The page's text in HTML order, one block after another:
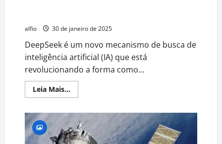
alfio 30 de janeiro de 2025
DeepSeek é um novo mecanismo de busca de
inteligência artificial (IA) que está
revolucionando a forma como...
Leia Mais...Read
more
Nova
Era
de